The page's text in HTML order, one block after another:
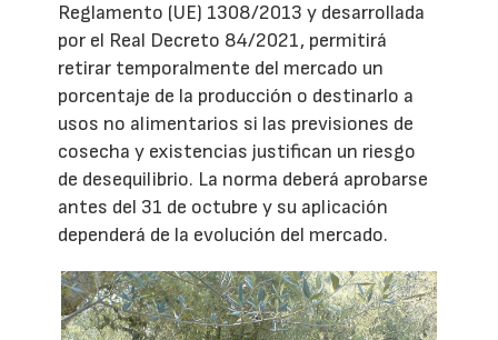
Reglamento (UE) 1308/2013 y desarrollada
por el Real Decreto 84/2021, permitirá
retirar temporalmente del mercado un
porcentaje de la producción o destinarlo a
usos no alimentarios si las previsiones de
cosecha y existencias justifican un riesgo
de desequilibrio. La norma deberá aprobarse
antes del 31 de octubre y su aplicación
dependerá de la evolución del mercado.